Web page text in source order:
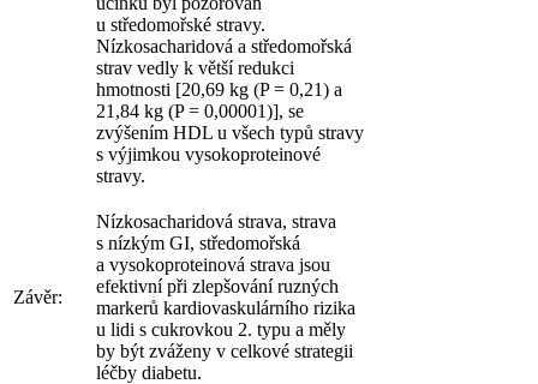
u středomořské stravy.
Nízkosacharidová a středomořská
strav vedly k větší redukci
hmotnosti [20,69 kg (P = 0,21) a
21,84 kg (P = 0,00001)], se
zvýšením HDL u všech typů stravy
s výjimkou vysokoproteinové
stravy.
Závěr:
Nízkosacharidová strava, strava
s nízkým GI, středomořská
a vysokoproteinová strava jsou
efektivní při zlepšování ruzných
markerů kardiovaskulárního rizika
u lidi s cukrovkou 2. typu a měly
by být zváženy v celkové strategii
léčby diabetu.